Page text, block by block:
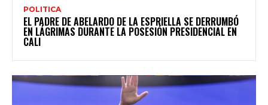
POLITICA
EL PADRE DE ABELARDO DE LA ESPRIELLA SE DERRUMBÓ
EN LÁGRIMAS DURANTE LA POSESIÓN PRESIDENCIAL EN
CALI